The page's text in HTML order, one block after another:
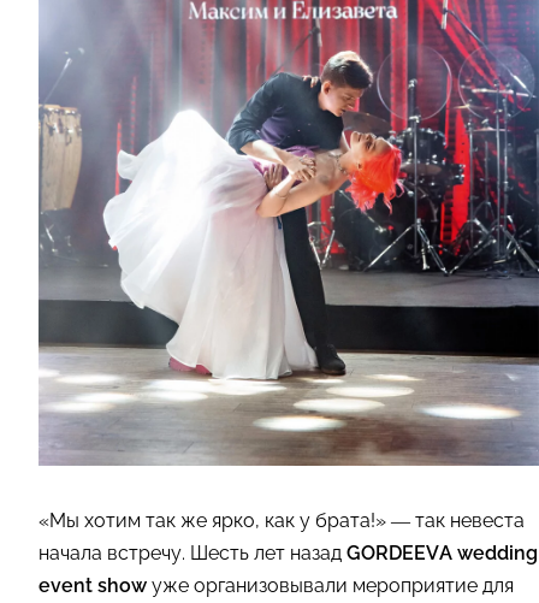
«Мы хотим так же ярко, как у брата!» — так невеста
начала встречу. Шесть лет назад GORDEEVA wedding
event show уже организовывали мероприятие для